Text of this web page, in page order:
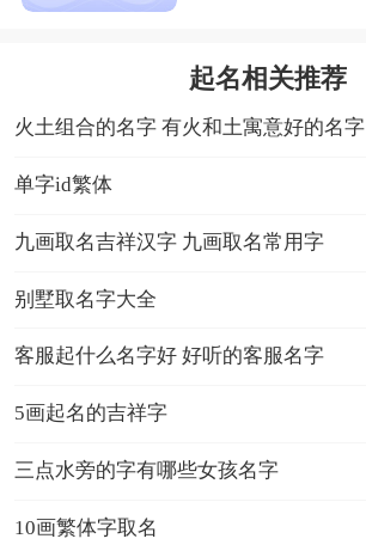
起名相关推荐
火土组合的名字 有火和土寓意好的名字
单字id繁体
九画取名吉祥汉字 九画取名常用字
别墅取名字大全
客服起什么名字好 好听的客服名字
5画起名的吉祥字
三点水旁的字有哪些女孩名字
10画繁体字取名